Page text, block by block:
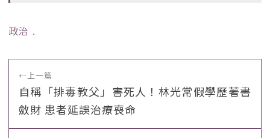
政治 ﹒
←上一篇
自稱「排毒教父」害死人！林光常假學歷著書
斂財 患者延誤治療喪命